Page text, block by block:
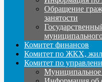
Обращение
занятости
Комитет финансов
Комитет по ЖКХ,
Комитет по